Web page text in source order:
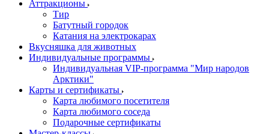
Аттракционы
Тир
Батутный городок
Катания на электрокарах
Вкусняшка для животных
Индивидуальные программы
Индивидуальная VIP-программа "Мир народов
Арктики"
Карты и сертификаты
Карта любимого посетителя
Карта любимого соседа
Подарочные сертификаты